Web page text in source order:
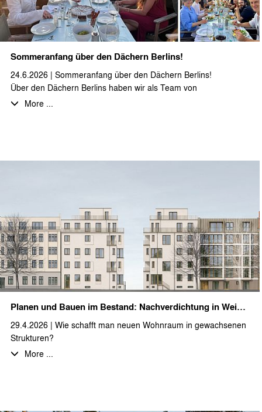
Sommeranfang über den Dächern Berlins!
24.6.2026 | Sommeranfang über den Dächern Berlins!
Über den Dächern Berlins haben wir als Team von
stæhr+partner architekten zusammen auf den Sommeranfang
kühlen Kopf.
More ...
Planen und Bauen im Bestand: Nachverdichtung in Weißensee
29.4.2026 | Wie schafft man neuen Wohnraum in gewachsenen
Strukturen?
Wir freuen uns, ein spannendes Projekt im Herzen Berlins zu
More ...